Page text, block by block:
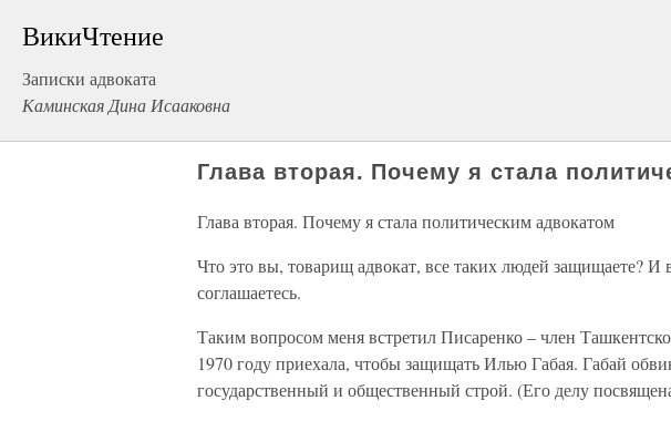
ВикиЧтение
Записки адвоката
Каминская Дина Исааковна
Глава вторая. Почему я стала
Глава вторая. Почему я стала политическим адвокатом
Что это вы, товарищ адвокат, все таких людей защищаете? И
соглашаетесь.
Таким вопросом меня встретил Писаренко – член
1970 году приехала, чтобы защищать Илью Габая. Габай
государственный и общественный строй. (Его делу